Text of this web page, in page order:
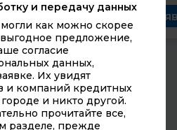
кредитов». Все права
осуществляет выдачу
чисто информационный
и передачу данных
как можно скорее
предложение,
согласие
данных,
Их увидят
и компаний кредитных
и никто другой.
прочитайте все,
разделе, прежде